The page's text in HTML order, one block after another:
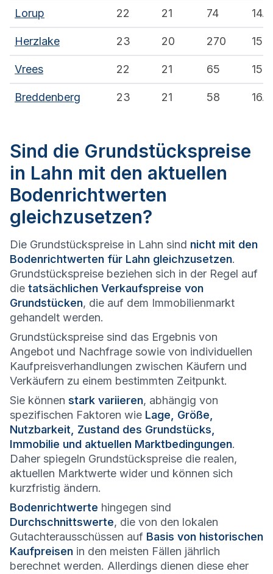
Lorup 22 21 74 14.0
Herzlake 23 20 270 15.0
Vrees 22 21 65 15.0
Breddenberg 23 21 58 16.4
Sind die Grundstückspreise
in Lahn mit den aktuellen
Bodenrichtwerten
gleichzusetzen?
Die Grundstückspreise in Lahn sind nicht mit den
Bodenrichtwerten für Lahn gleichzusetzen.
Grundstückspreise beziehen sich in der Regel auf
die tatsächlichen Verkaufspreise von
Grundstücken, die auf dem Immobilienmarkt
gehandelt werden.
Grundstückspreise sind das Ergebnis von
Angebot und Nachfrage sowie von individuellen
Kaufpreisverhandlungen zwischen Käufern und
Verkäufern zu einem bestimmten Zeitpunkt.
Sie können stark variieren, abhängig von
spezifischen Faktoren wie Lage, Größe,
Nutzbarkeit, Zustand des Grundstücks,
Immobilie und aktuellen Marktbedingungen.
Daher spiegeln Grundstückspreise die realen,
aktuellen Marktwerte wider und können sich
kurzfristig ändern.
Bodenrichtwerte hingegen sind
Durchschnittswerte, die von den lokalen
Gutachterausschüssen auf Basis von historischen
Kaufpreisen in den meisten Fällen jährlich
berechnet werden. Allerdings dienen diese eher